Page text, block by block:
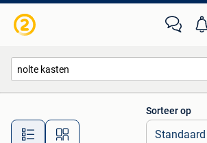
Alle afstanden…
Sorteer op